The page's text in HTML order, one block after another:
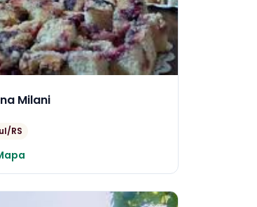
Milani
RS